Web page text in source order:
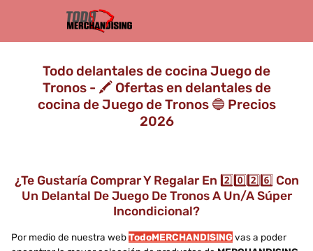
Todo delantales de cocina Juego de
Tronos - 🖍️ Ofertas en delantales de
cocina de Juego de Tronos 🔵 Precios
2026
¿Te Gustaría Comprar Y Regalar En 2️⃣0️⃣2️⃣6️⃣ Con
Un Delantal De Juego De Tronos A Un/a Súper
Incondicional?
Por medio de nuestra webTodoMERCHANDISINGvas a poder